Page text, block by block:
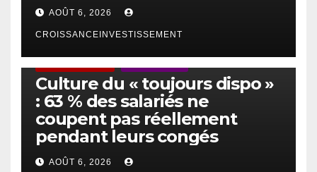
AOÛT 6, 2026
CROISSANCEINVESTISSEMENT
Culture du « toujours dispo »
: 63 % des salariés ne
coupent pas réellement
pendant leurs congés
AOÛT 6, 2026